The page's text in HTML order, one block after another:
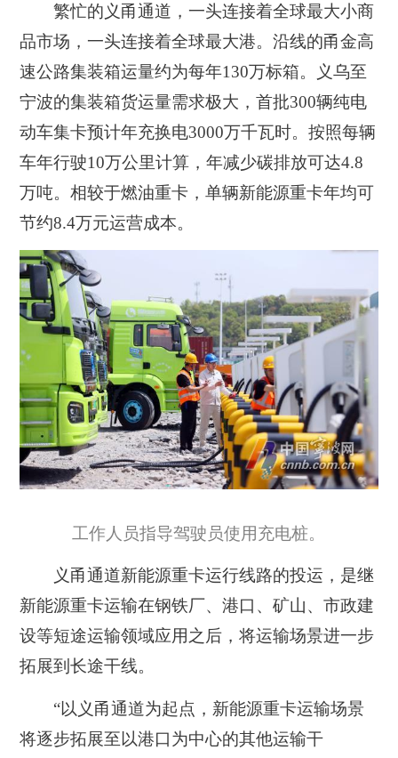
繁忙的义甬通道 ，一头连接着全球最大小商
品市场，一头连接着全球最大港。沿线的甬金高
速公路集装箱运量约为每年130万标箱。义乌至
宁波的集装箱货运量需求极大，首批300辆纯电
动车集卡预计年充换电3000万千瓦时。按照每辆
车年行驶10万公里计算，年减少碳排放可达4.8
万吨。相较于燃油重卡，单辆新能源重卡年均可
节约8.4万元运营成本。
工作人员指导驾驶员使用充电桩。
义甬通道新能源重卡运行线路的投运，是继
新能源重卡运输在钢铁厂、港口、矿山、市政建
设等短途运输领域应用之后，将运输场景进一步
拓展到长途干线。
“以义甬通道为起点，新能源重卡运输场景
将逐步拓展至以港口为中心的其他运输干